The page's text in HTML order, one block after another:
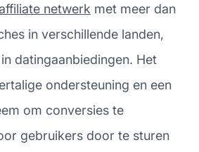
netwerk met meer dan
in verschillende landen,
datingaanbiedingen. Het
ondersteuning en een
om conversies te
gebruikers door te sturen